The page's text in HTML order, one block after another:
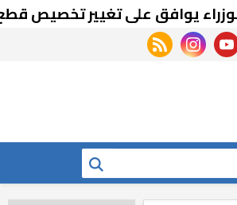
على تغيير تخصيص قطع أراضي
youtube
instagram
rss feed